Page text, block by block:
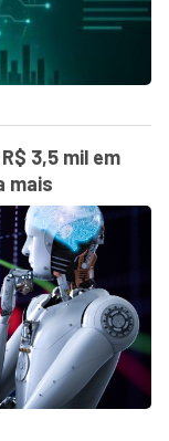
3,5 mil em
mais